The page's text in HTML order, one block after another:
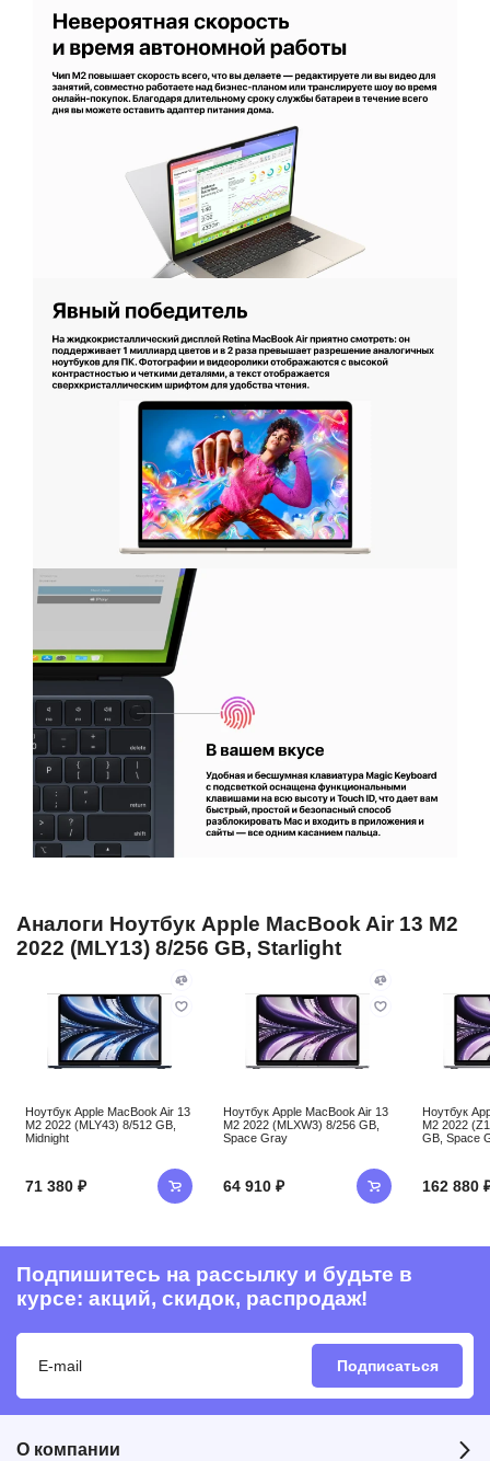
Аналоги Ноутбук Apple MacBook Air 13 M2
2022 (MLY13) 8/256 GB, Starlight
Ноутбук Apple MacBook Air 13
M2 2022 (MLY43) 8/512 GB,
Midnight
71 380 ₽
Ноутбук Apple MacBook Air 13
M2 2022 (MLXW3) 8/256 GB,
Space Gray
64 910 ₽
Ноутбук
M2 2022
GB, Space
162 880
Подпишитесь на рассылку и будьте в
курсе: акций, скидок, распродаж!
Подписаться
О компании